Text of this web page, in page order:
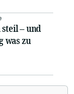
– und
was zu